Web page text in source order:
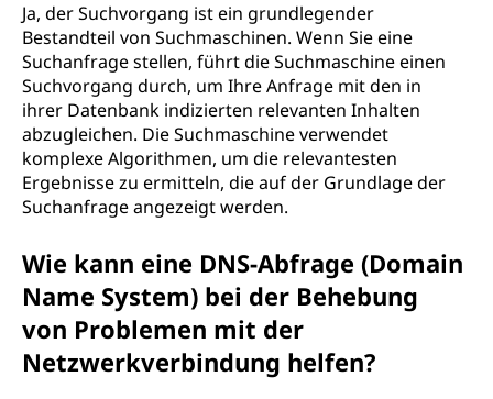
Ja, der Suchvorgang ist ein grundlegender
Bestandteil von Suchmaschinen. Wenn Sie eine
Suchanfrage stellen, führt die Suchmaschine einen
Suchvorgang durch, um Ihre Anfrage mit den in
ihrer Datenbank indizierten relevanten Inhalten
abzugleichen. Die Suchmaschine verwendet
komplexe Algorithmen, um die relevantesten
Ergebnisse zu ermitteln, die auf der Grundlage der
Suchanfrage angezeigt werden.
Wie kann eine DNS-Abfrage (Domain
Name System) bei der Behebung
von Problemen mit der
Netzwerkverbindung helfen?